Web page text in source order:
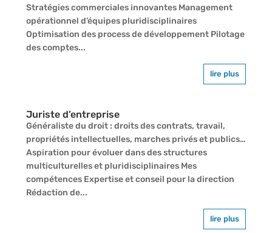
Stratégies commerciales innovantes Management
opérationnel d’équipes pluridisciplinaires
Optimisation des process de développement Pilotage
des comptes...
lire plus
Juriste d’entreprise
Généraliste du droit : droits des contrats, travail,
propriétés intellectuelles, marches privés et publics…
Aspiration pour évoluer dans des structures
multiculturelles et pluridisciplinaires Mes
compétences Expertise et conseil pour la direction
Rédaction de...
lire plus